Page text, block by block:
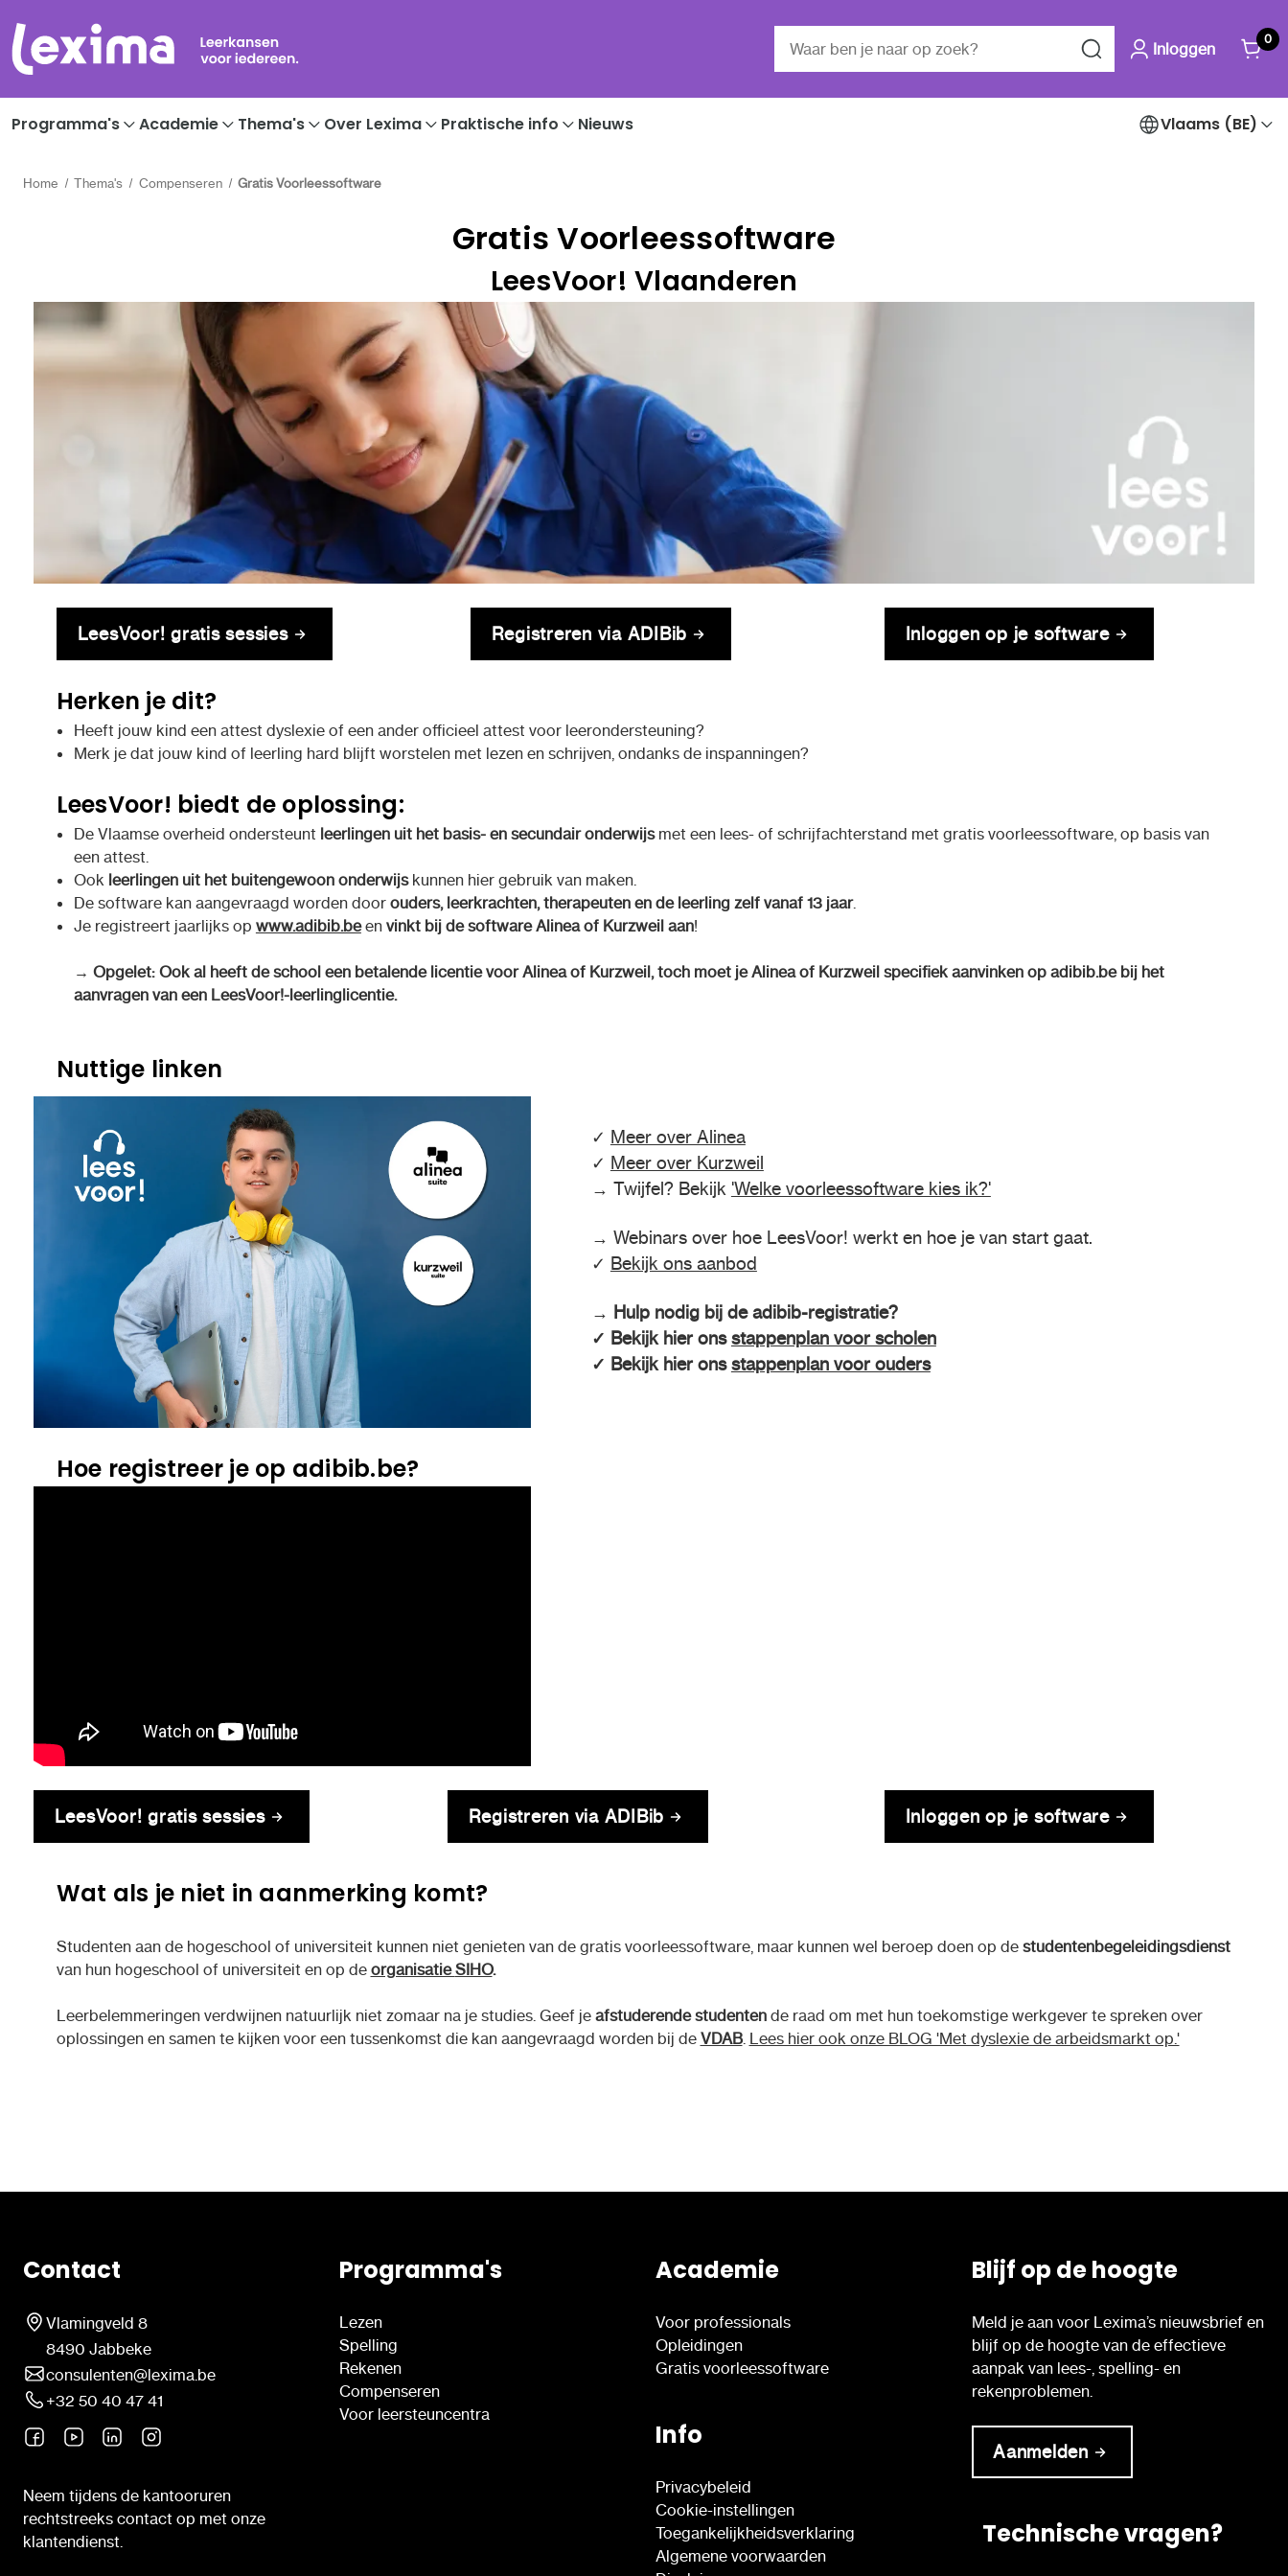
Inloggen
0
Programma's Academie Thema's Over Lexima Praktische info Nieuws Vlaams (BE)
Home Thema's Compenseren Gratis Voorleessoftware
Gratis Voorleessoftware
LeesVoor! Vlaanderen
LeesVoor! gratis sessies Registreren via ADIBib Inloggen op je software
Herken je dit?
Heeft jouw kind een attest dyslexie of een ander officieel attest voor leerondersteuning?
Merk je dat jouw kind of leerling hard blijft worstelen met lezen en schrijven, ondanks de inspanningen?
LeesVoor! biedt de oplossing:
De Vlaamse overheid ondersteunt leerlingen uit het basis- en secundair onderwijsmet een lees- of schrijfachterstand met gratis voorleessoftware, op basis van
een attest.
Ook leerlingen uit het buitengewoon onderwijskunnen hier gebruik van maken.
De software kan aangevraagd worden door ouders, leerkrachten, therapeuten en de leerling zelf vanaf 13 jaar.
Je registreert jaarlijks op www.adibib.been vinkt bij de software Alinea of Kurzweil aan!
→ Opgelet: Ook al heeft de school een betalende licentie voor Alinea of Kurzweil, toch moet je Alinea of Kurzweil specifiek aanvinken op adibib.be bij het
aanvragen van een LeesVoor!-leerlinglicentie.
Nuttige linken
✓ Meer over Alinea
✓ Meer over Kurzweil
→ Twijfel? Bekijk 'Welke voorleessoftware kies ik?'
→ Webinars over hoe LeesVoor! werkt en hoe je van start gaat.
✓ Bekijk ons aanbod
→ Hulp nodig bij de adibib-registratie?
✓ Bekijk hier onsstappenplan voor scholen
✓ Bekijk hier onsstappenplan voor ouders
Hoe registreer je op adibib.be?
LeesVoor! gratis sessies Registreren via ADIBib Inloggen op je software
Wat als je niet in aanmerking komt?
Studenten aan de hogeschool of universiteit kunnen niet genieten van de gratis voorleessoftware, maar kunnen wel beroep doen op de studentenbegeleidingsdienst
van hun hogeschool of universiteit en op de organisatieSIHO.
Leerbelemmeringen verdwijnen natuurlijk niet zomaar na je studies. Geef je afstuderende studentende raad om met hun toekomstige werkgever te spreken over
oplossingen en samen te kijken voor een tussenkomst die kan aangevraagd worden bij de VDAB. Lees hier ook onze BLOG 'Met dyslexie de arbeidsmarkt op.'
Contact
Vlamingveld 8
8490 Jabbeke
consulenten@lexima.be
+32 50 40 47 41
Neem tijdens de kantooruren
rechtstreeks contact op met onze
klantendienst.
Programma's
Lezen
Spelling
Rekenen
Compenseren
Voor leersteuncentra
Academie
Voor professionals
Opleidingen
Gratis voorleessoftware
Info
Privacybeleid
Cookie-instellingen
Toegankelijkheidsverklaring
Algemene voorwaarden
Blijf op de hoogte
Meld je aan voor Lexima’s nieuwsbrief en
blijf op de hoogte van de effectieve
aanpak van lees-, spelling- en
rekenproblemen.
Aanmelden
Technische vragen?